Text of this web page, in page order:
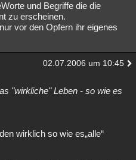
und Begriffe die die
zu erscheinen.
vor den Opfern ihr eigenes
02.07.2006 um 10:45
"wirkliche" Leben - so wie es
wirklich so wie es„alle“